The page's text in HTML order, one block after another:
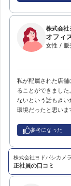
株式会社
オフィ
女性 / 販
私が配属された店
ることができまし
ないという話もきい
環境だったと思いま
参考になった
株式会社ヨドバシカメ
正社員の口コミ